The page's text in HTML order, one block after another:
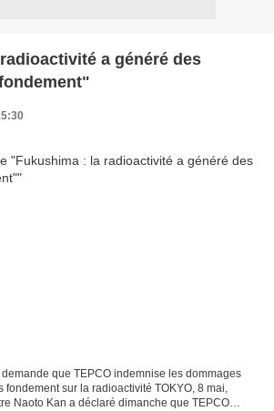
a généré des
que TEPCO indemnise les dommages
fondement sur la radioactivité TOKYO, 8 mai,
Naoto Kan a déclaré dimanche que TEPCO